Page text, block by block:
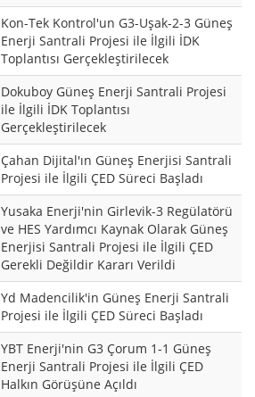
Kon-Tek Kontrol'un G3-Uşak-2-3 Güneş
Enerji Santrali Projesi ile İlgili İDK
Toplantısı Gerçekleştirilecek
Dokuboy Güneş Enerji Santrali Projesi
ile İlgili İDK Toplantısı
Gerçekleştirilecek
Çahan Dijital'ın Güneş Enerjisi Santrali
Projesi ile İlgili ÇED Süreci Başladı
Yusaka Enerji'nin Girlevik-3 Regülatörü
ve HES Yardımcı Kaynak Olarak Güneş
Enerjisi Santrali Projesi ile İlgili ÇED
Gerekli Değildir Kararı Verildi
Yd Madencilik'in Güneş Enerji Santrali
Projesi ile İlgili ÇED Süreci Başladı
YBT Enerji'nin G3 Çorum 1-1 Güneş
Enerji Santrali Projesi ile İlgili ÇED
Halkın Görüşüne Açıldı